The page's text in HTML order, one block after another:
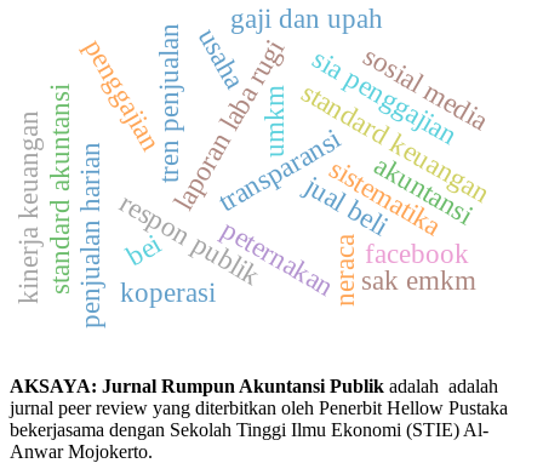
respon publik
penjualan harian transparansi
bei
sistematika
standard keuangan
standard akuntansi jual beli
laporan laba rugi
kinerja keuangan
tren penjualan
neraca
sia penggajian
gaji dan upah
peternakan
sosial media
facebook
penggajian
koperasi
usaha
umkm
akuntansi
sak emkm
AKSAYA: Jurnal Rumpun Akuntansi Publik adalah adalah
jurnal peer review yang diterbitkan oleh Penerbit Hellow Pustaka
bekerjasama dengan Sekolah Tinggi Ilmu Ekonomi (STIE) Al-
Anwar Mojokerto.